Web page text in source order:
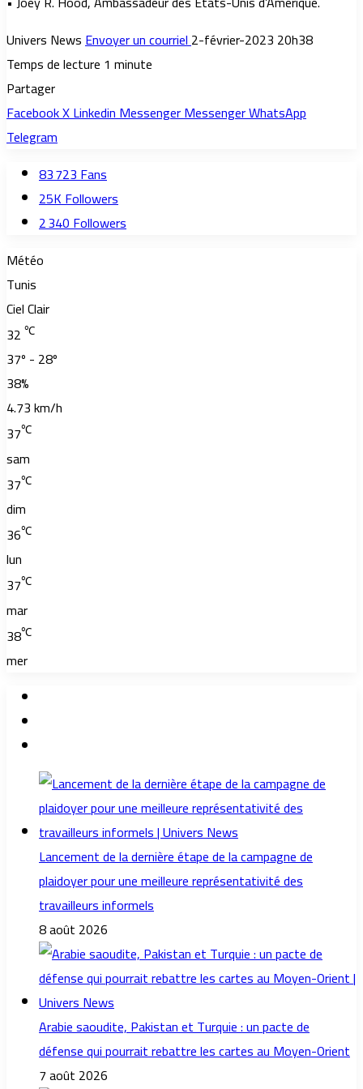
Univers NewsEnvoyer un courriel2-février-2023 20h38
Temps de lecture 1 minute
Partager
FacebookXLinkedinMessengerMessengerWhatsApp
Telegram
83 723Fans
25KFollowers
2 340Followers
Météo
Tunis
Ciel Clair
32 ℃
37º - 28º
38%
4.73 km/h
37℃
sam
37℃
dim
36℃
lun
37℃
mar
38℃
mer
Lancement de la dernière étape de la campagne de
plaidoyer pour une meilleure représentativité des
travailleurs informels
8 août 2026
Arabie saoudite, Pakistan et Turquie : un pacte de
défense qui pourrait rebattre les cartes au Moyen-Orient
7 août 2026